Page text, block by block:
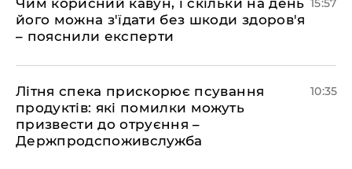
Чим корисний кавун, і скільки на день
його можна з'їдати без шкоди здоров'я
– пояснили експерти
15:57
Літня спека прискорює псування
продуктів: які помилки можуть
призвести до отруєння –
Держпродспоживслужба
10:35